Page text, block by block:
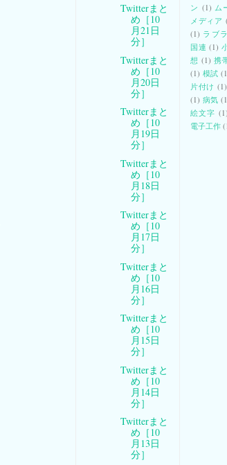
Twitterまと
め［10
月21日
分］
Twitterまと
め［10
月20日
分］
Twitterまと
め［10
月19日
分］
Twitterまと
め［10
月18日
分］
Twitterまと
め［10
月17日
分］
Twitterまと
め［10
月16日
分］
Twitterまと
め［10
月15日
分］
Twitterまと
め［10
月14日
分］
Twitterまと
め［10
月13日
分］
ン (1) ム
メディア
(1) ラブ
国連 (1)
想 (1) 携
(1) 模試
片付け (1)
(1) 病気
絵文字 (1)
電子工作